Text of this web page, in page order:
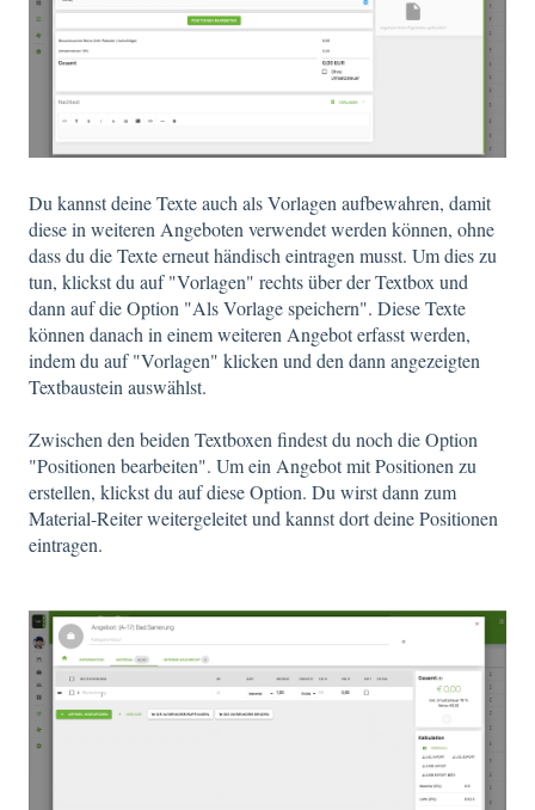
Du kannst deine Texte auch als Vorlagen aufbewahren, damit
diese in weiteren Angeboten verwendet werden können, ohne
dass du die Texte erneut händisch eintragen musst. Um dies zu
tun, klickst du auf "Vorlagen" rechts über der Textbox und
dann auf die Option "Als Vorlage speichern". Diese Texte
können danach in einem weiteren Angebot erfasst werden,
indem du auf "Vorlagen" klicken und den dann angezeigten
Textbaustein auswählst.
Zwischen den beiden Textboxen findest du noch die Option
"Positionen bearbeiten". Um ein Angebot mit Positionen zu
erstellen, klickst du auf diese Option. Du wirst dann zum
Material-Reiter weitergeleitet und kannst dort deine Positionen
eintragen.